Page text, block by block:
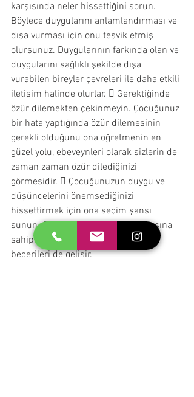
karşısında neler hissettiğini sorun.
Böylece duygularını anlamlandırması ve
dışa vurması için onu teşvik etmiş
olursunuz. Duygularının farkında olan ve
duygularını sağlıklı şekilde dışa
vurabilen bireyler çevreleri ile daha etkili
iletişim halinde olurlar.  Gerektiğinde
özür dilemekten çekinmeyin. Çocuğunuz
bir hata yaptığında özür dilemesinin
gerekli olduğunu ona öğretmenin en
güzel yolu, ebeveynleri olarak sizlerin de
zaman zaman özür dilediğinizi
görmesidir.  Çocuğunuzun duygu ve
düşüncelerini önemsediğinizi
hissettirmek için ona seçim şansı
sunun. Çocuklar seçim yapma şansına
sahip olduklarında problem çözme
becerileri de gelişir.